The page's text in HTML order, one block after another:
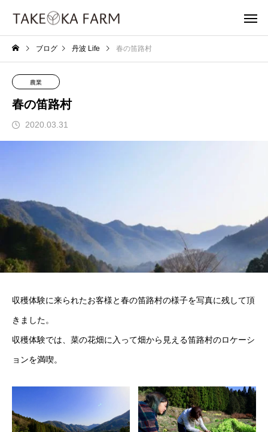
ブログ 丹波 Life 春の笛路村
農業
春の笛路村
2020.03.31
収穫体験に来られたお客様と春の笛路村の様子を写真に残して頂
きました。
収穫体験では、菜の花畑に入って畑から見える笛路村のロケーシ
ョンを満喫。